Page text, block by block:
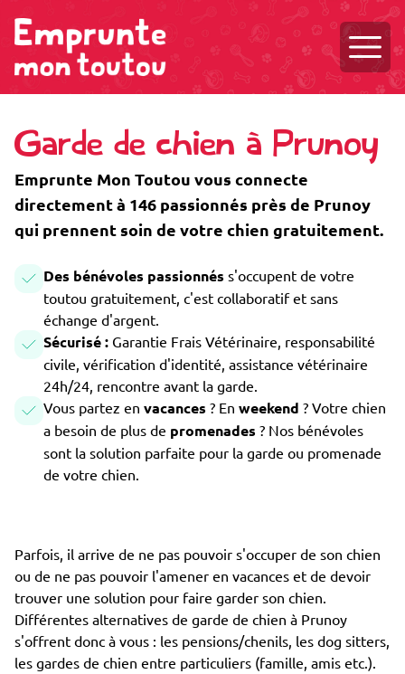
Garde de chien à Prunoy
Emprunte Mon Toutou vous connecte
directement à 146 passionnés près de Prunoy
qui prennent soin de votre chien gratuitement.
Des bénévoles passionnés s'occupent de votre
toutou gratuitement, c'est collaboratif et sans
échange d'argent.
Sécurisé : Garantie Frais Vétérinaire, responsabilité
civile, vérification d'identité, assistance vétérinaire
24h/24, rencontre avant la garde.
Vous partez en vacances ? En weekend ? Votre chien
a besoin de plus de promenades ? Nos bénévoles
sont la solution parfaite pour la garde ou promenade
de votre chien.
Parfois, il arrive de ne pas pouvoir s'occuper de son chien
ou de ne pas pouvoir l'amener en vacances et de devoir
trouver une solution pour faire garder son chien.
Différentes alternatives de garde de chien à Prunoy
s'offrent donc à vous : les pensions/chenils, les dog sitters,
les gardes de chien entre particuliers (famille, amis etc.).